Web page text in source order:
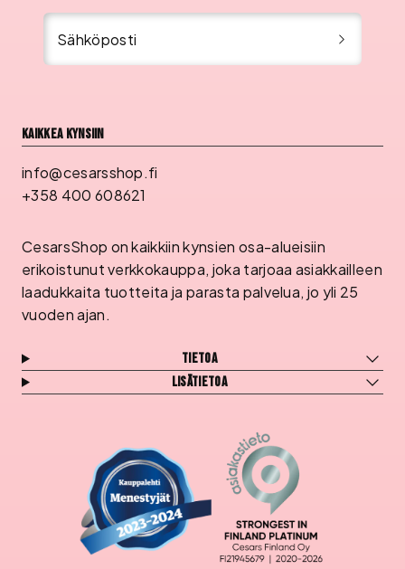
Sähköposti
Kaikkea kynsiin
info@cesarsshop.fi
+358 400 608621
CesarsShop on kaikkiin kynsien osa-alueisiin
erikoistunut verkkokauppa, joka tarjoaa asiakkailleen
laadukkaita tuotteita ja parasta palvelua, jo yli 25
vuoden ajan.
Tietoa
Lisätietoa